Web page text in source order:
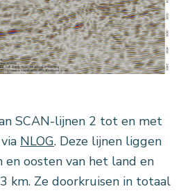
SCAN-lijnen 2 tot en met
NLOG. Deze lijnen liggen
en oosten van het land en
km. Ze doorkruisen in totaal